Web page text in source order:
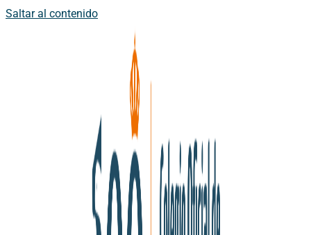
Saltar al contenido